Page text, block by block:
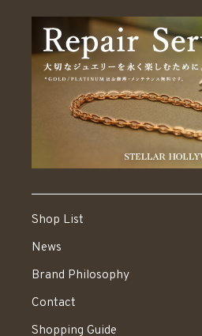
Shop List
News
Brand Philosophy
Contact
Shopping Guide